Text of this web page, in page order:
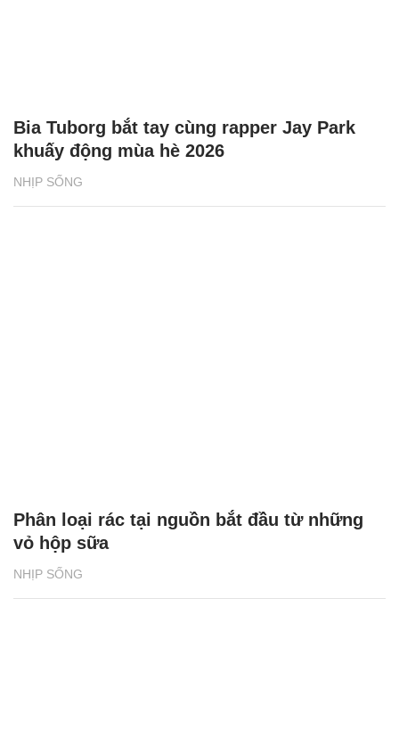
NHỊP SỐNG
Bia Tuborg bắt tay cùng rapper Jay Park
khuấy động mùa hè 2026
NHỊP SỐNG
Phân loại rác tại nguồn bắt đầu từ những
vỏ hộp sữa